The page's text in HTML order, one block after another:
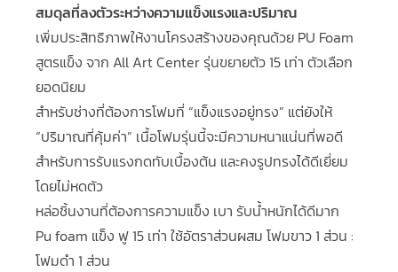
สมดุลที่ลงตัวระหว่างความแข็งแรงและปริมาณ
เพิ่มประสิทธิภาพให้งานโครงสร้างของคุณด้วย PU Foam
สูตรแข็ง จาก All Art Center รุ่นขยายตัว 15 เท่า ตัวเลือก
ยอดนิยม
สำหรับช่างที่ต้องการโฟมที่ “แข็งแรงอยู่ทรง” แต่ยังให้
“ปริมาณที่คุ้มค่า” เนื้อโฟมรุ่นนี้จะมีความหนาแน่นที่พอดี
สำหรับการรับแรงกดทับเบื้องต้น และคงรูปทรงได้ดีเยี่ยม
โดยไม่หดตัว
หล่อชิ้นงานที่ต้องการความแข็ง เบา รับน้ำหนักได้ดีมาก
Pu foam แข็ง ฟู 15 เท่า ใช้อัตราส่วนผสม โฟมขาว 1 ส่วน :
โฟมดำ 1 ส่วน